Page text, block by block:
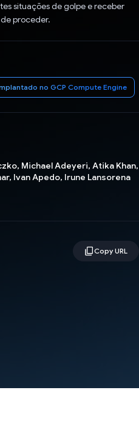
situações de golpe e receber
proceder.
no GCP Compute Engine
Michael Adeyeri, Atika Khan,
Ivan Apedo, Irune Lansorena